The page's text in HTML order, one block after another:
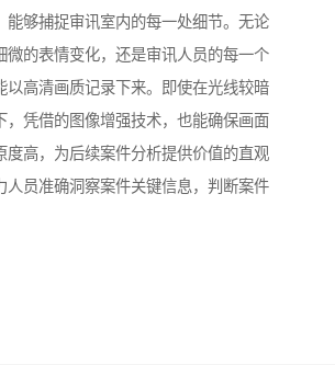
能够捕捉审讯室内的每一处细节。无论
微的表情变化，还是审讯人员的每一个
以高清画质记录下来。即使在光线较暗
，凭借的图像增强技术，也能确保画面
度高，为后续案件分析提供价值的直观
人员准确洞察案件关键信息，判断案件